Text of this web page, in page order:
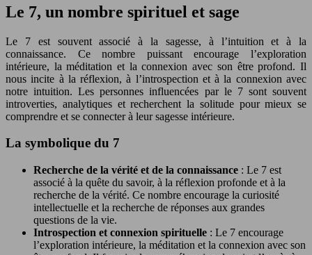
Le 7, un nombre spirituel et sage
Le 7 est souvent associé à la sagesse, à l’intuition et à la
connaissance. Ce nombre puissant encourage l’exploration
intérieure, la méditation et la connexion avec son être profond. Il
nous incite à la réflexion, à l’introspection et à la connexion avec
notre intuition. Les personnes influencées par le 7 sont souvent
introverties, analytiques et recherchent la solitude pour mieux se
comprendre et se connecter à leur sagesse intérieure.
La symbolique du 7
Recherche de la vérité et de la connaissance : Le 7 est
associé à la quête du savoir, à la réflexion profonde et à la
recherche de la vérité. Ce nombre encourage la curiosité
intellectuelle et la recherche de réponses aux grandes
questions de la vie.
Introspection et connexion spirituelle : Le 7 encourage
l’exploration intérieure, la méditation et la connexion avec son